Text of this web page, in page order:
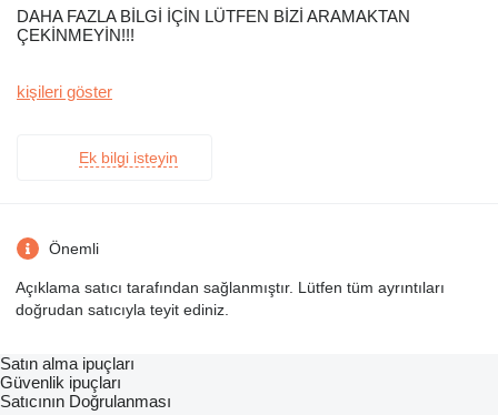
DAHA FAZLA BİLGİ İÇİN LÜTFEN BİZİ ARAMAKTAN
ÇEKİNMEYİN!!!
kişileri göster
Ek bilgi isteyin
Önemli
Açıklama satıcı tarafından sağlanmıştır. Lütfen tüm ayrıntıları
doğrudan satıcıyla teyit ediniz.
Satın alma ipuçları
Güvenlik ipuçları
Satıcının Doğrulanması